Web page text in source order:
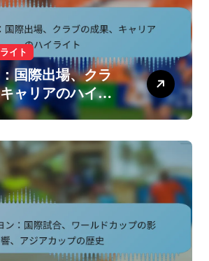
イト
国際出場、クラ
ャリアのハイラ